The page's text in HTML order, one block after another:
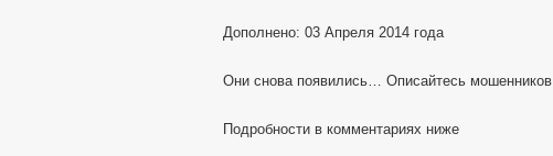
Дополнено: 03 Апреля 2014 года
Они снова появились… Описайтесь мошенников
Подробности в комментариях ниже